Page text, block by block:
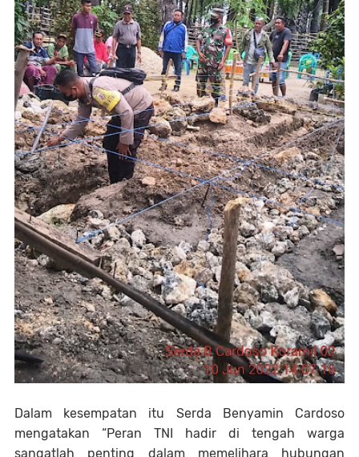
Dalam kesempatan itu Serda Benyamin Cardoso
mengatakan “Peran TNI hadir di tengah warga
sangatlah penting dalam memelihara hubungan